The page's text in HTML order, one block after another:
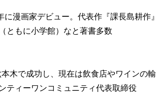
漫画家デビュー。代表作『課長島耕作』
ともに小学館）なと著書多数
木で成功し、現在は飲食店やワインの輸
ティーワンコミュニティ代表取締役